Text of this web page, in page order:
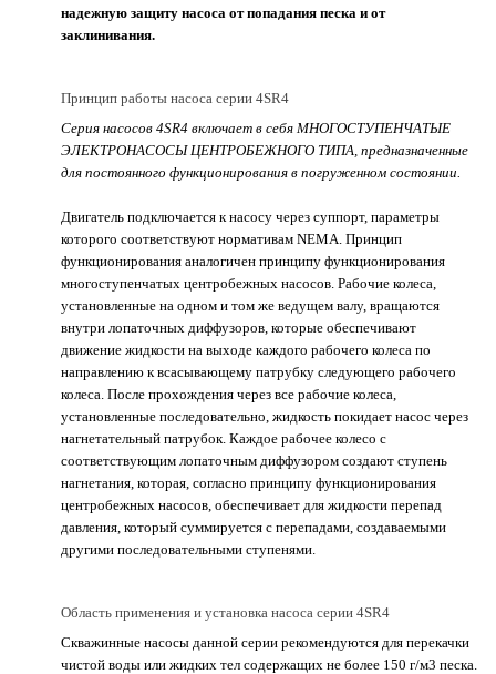
надежную защиту насоса от попадания песка и от
заклинивания.
Принцип работы насоса серии 4SR4
Серия насосов 4SR4 включает в себя МНОГОСТУПЕНЧАТЫЕ
ЭЛЕКТРОНАСОСЫ ЦЕНТРОБЕЖНОГО ТИПА, предназначенные
для постоянного функционирования в погруженном состоянии.
Двигатель подключается к насосу через суппорт, параметры
которого соответствуют нормативам NEMA. Принцип
функционирования аналогичен принципу функционирования
многоступенчатых центробежных насосов. Рабочие колеса,
установленные на одном и том же ведущем валу, вращаются
внутри лопаточных диффузоров, которые обеспечивают
движение жидкости на выходе каждого рабочего колеса по
направлению к всасывающему патрубку следующего рабочего
колеса. После прохождения через все рабочие колеса,
установленные последовательно, жидкость покидает насос через
нагнетательный патрубок. Каждое рабочее колесо с
соответствующим лопаточным диффузором создают ступень
нагнетания, которая, согласно принципу функционирования
центробежных насосов, обеспечивает для жидкости перепад
давления, который суммируется с перепадами, создаваемыми
другими последовательными ступенями.
Область применения и установка насоса серии 4SR4
Скважинные насосы данной серии рекомендуются для перекачки
чистой воды или жидких тел содержащих не более 150 г/м3 песка.